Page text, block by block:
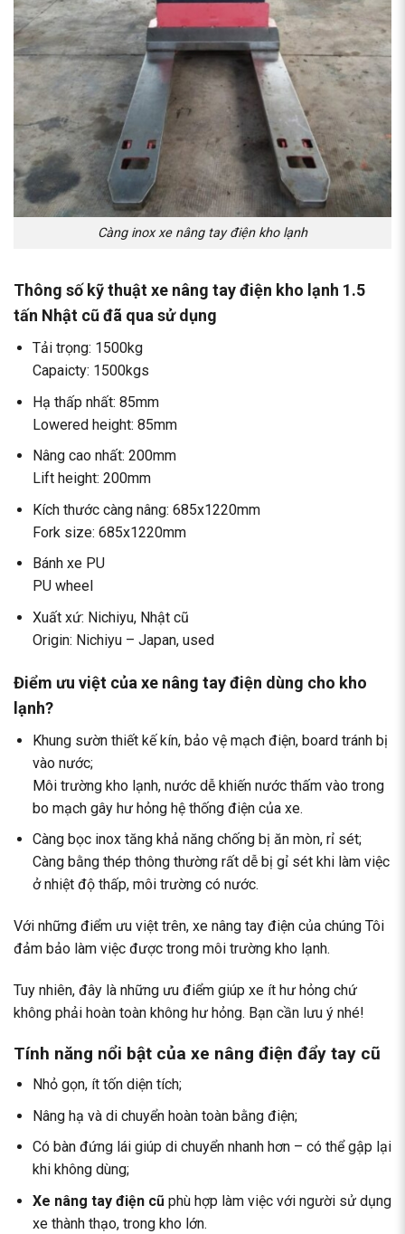
Càng inox xe nâng tay điện kho lạnh
Thông số kỹ thuậtxe nâng tay điện kho lạnh 1.5
tấn Nhật cũ đã qua sử dụng
Tải trọng: 1500kg
Capaicty: 1500kgs
Hạ thấp nhất: 85mm
Lowered height: 85mm
Nâng cao nhất: 200mm
Lift height: 200mm
Kích thước càng nâng: 685x1220mm
Fork size: 685x1220mm
Bánh xe PU
PU wheel
Xuất xứ: Nichiyu, Nhật cũ
Origin: Nichiyu – Japan, used
Điểm ưu việt của xe nâng tay điện dùng cho kho
lạnh?
Khung sườn thiết kế kín, bảo vệ mạch điện, board tránh bị
vào nước;
Môi trường kho lạnh, nước dễ khiến nước thấm vào trong
bo mạch gây hư hỏng hệ thống điện của xe.
Càng bọc inox tăng khả năng chống bị ăn mòn, rỉ sét;
Càng bằng thép thông thường rất dễ bị gỉ sét khi làm việc
ở nhiệt độ thấp, môi trường có nước.
Với những điểm ưu việt trên, xe nâng tay điện của chúng Tôi
đảm bảo làm việc được trong môi trường kho lạnh.
Tuy nhiên, đây là những ưu điểm giúp xe ít hư hỏng chứ
không phải hoàn toàn không hư hỏng. Bạn cần lưu ý nhé!
Tính năng nổi bật của xe nâng điện đẩy tay cũ
Nhỏ gọn, ít tốn diện tích;
Nâng hạ và di chuyển hoàn toàn bằng điện;
Có bàn đứng lái giúp di chuyển nhanh hơn – có thể gập lại
khi không dùng;
Xe nâng tay điện cũphù hợp làm việc với người sử dụng
xe thành thạo, trong kho lớn.